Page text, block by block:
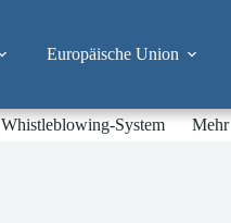
Europäische Union
Whistleblowing-System Mehr